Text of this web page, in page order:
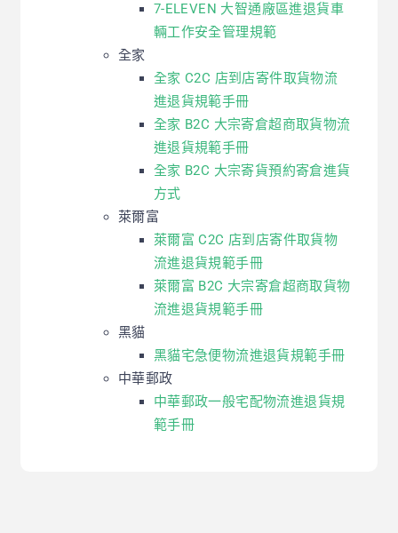
7-ELEVEN 大智通廠區進退貨車
輛工作安全管理規範
全家
全家 C2C 店到店寄件取貨物流
進退貨規範手冊
全家 B2C 大宗寄倉超商取貨物流
進退貨規範手冊
全家 B2C 大宗寄貨預約寄倉進貨
方式
萊爾富
萊爾富 C2C 店到店寄件取貨物
流進退貨規範手冊
萊爾富 B2C 大宗寄倉超商取貨物
流進退貨規範手冊
黑貓
黑貓宅急便物流進退貨規範手冊
中華郵政
中華郵政一般宅配物流進退貨規
範手冊